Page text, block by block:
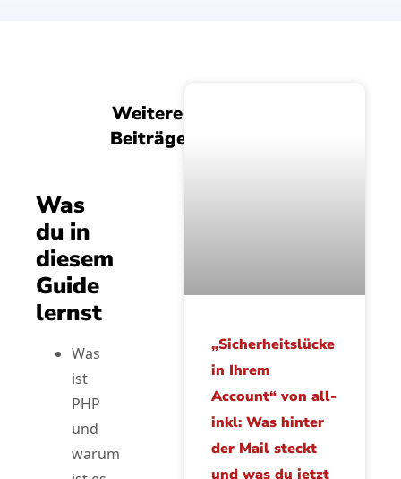
Was
du in
diesem
Guide
lernst
Was
ist
PHP
und
warum
Weitere
Beiträge
„Sicherheitslücke
in Ihrem
Account“ von all-
inkl: Was hinter
der Mail steckt
und was du jetzt